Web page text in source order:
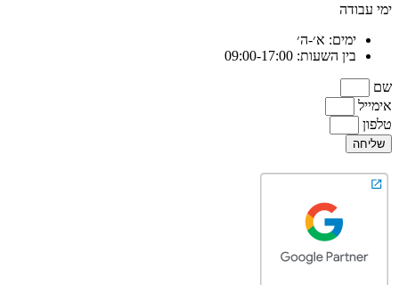
ימי עבודה
ימים: א׳-ה׳
בין השעות: 09:00-17:00
שם
אימייל
טלפון
שליחה